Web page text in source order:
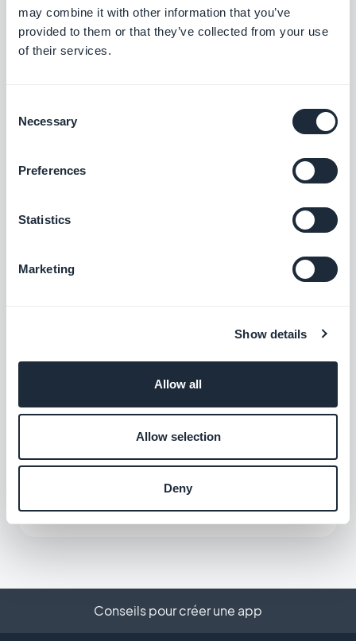
may combine it with other information that you’ve
provided to them or that they’ve collected from your use
of their services.
Selection
Necessary
Preferences
Statistics
Marketing
Show details
Allow all
Allow selection
Deny
Offrez à vos clients belges la solution de
paiement la plus plébiscitée en Belgique
à vos clients chinois
Proposez une nouvelle solution de
paiement pour conquérir le marché
Gratuit
Conseils pour créer une app